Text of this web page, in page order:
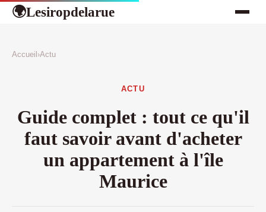
🌍Lesiropdelarue
Accueil ›Actu
ACTU
Guide complet : tout ce qu'il
faut savoir avant d'acheter
un appartement à l'île
Maurice